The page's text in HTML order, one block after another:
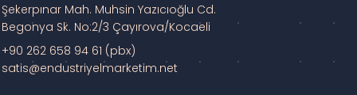
Şekerpınar Mah. Muhsin Yazıcıoğlu Cd.
Begonya Sk. No:2/3 Çayırova/Kocaeli
+90 262 658 94 61 (pbx)
satis@endustriyelmarketim.net